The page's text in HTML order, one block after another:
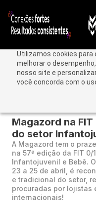
Utilizamos cookies para
melhorar o
nosso site e
você concorda com o
Magazord na
do setor
A Magazord tem o
na 57ª edição da FIT
Infantojuvenil e Bebê.
23 a 25 de abril, é
e tradicional do setor,
procuradas por lojistas
internacionais!